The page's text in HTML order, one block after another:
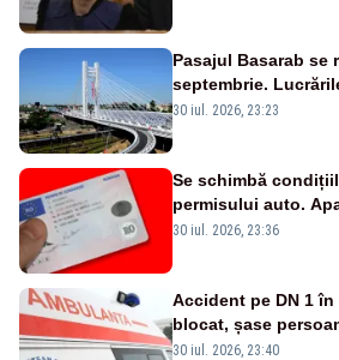
Pasajul Basarab se
septembrie.
finalul anului
30 iul. 2026, 23:23
Se schimbă
permisului auto.
vedere, alcool,
30 iul. 2026, 23:36
Accident pe DN 1
blocat, șase
30 iul. 2026, 23:40